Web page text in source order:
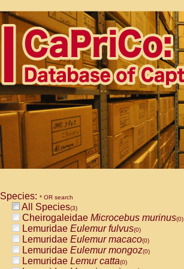
Species: * OR search
All Species(3)
Cheirogaleidae Microcebus murinus(0)
Lemuridae Eulemur fulvus(0)
Lemuridae Eulemur macaco(0)
Lemuridae Eulemur mongoz(0)
Lemuridae Lemur catta(0)